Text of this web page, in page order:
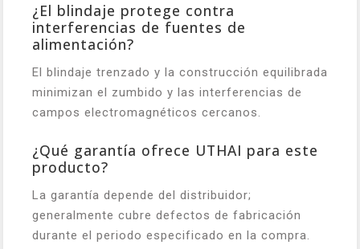
¿El blindaje protege contra
interferencias de fuentes de
alimentación?
El blindaje trenzado y la construcción equilibrada
minimizan el zumbido y las interferencias de
campos electromagnéticos cercanos.
¿Qué garantía ofrece UTHAI para este
producto?
La garantía depende del distribuidor;
generalmente cubre defectos de fabricación
durante el periodo especificado en la compra.